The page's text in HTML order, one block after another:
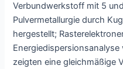
Verbundwerkstoff mit 5
Pulvermetallurgie durch
hergestellt;
zeigten eine gleichmäßige